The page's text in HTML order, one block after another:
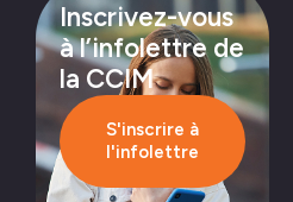
Inscrivez-vous
à l’infolettre de
la CCIM
S'inscrire à
l'infolettre